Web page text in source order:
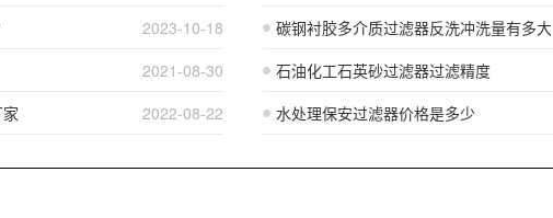
2023-10-18
碳钢衬胶多介质过滤器反洗冲洗量有多大
2021-08-30
石油化工石英砂过滤器过滤精度
2022-08-22
水处理保安过滤器价格是多少